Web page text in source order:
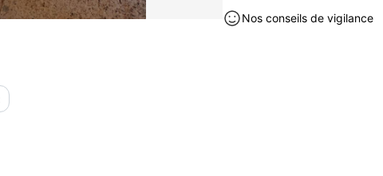
- Couleur : Blanc
- Fonctionnalités :
Nos conseils de vigilance